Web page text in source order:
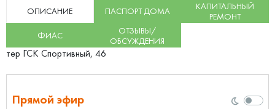
ОПИСАНИЕ ПАСПОРТ ДОМА
КАПИТАЛЬНЫЙ
РЕМОНТ
ФИАС
ОТЗЫВЫ/
ОБСУЖДЕНИЯ
тер ГСК Спортивный, 46
Прямой эфир